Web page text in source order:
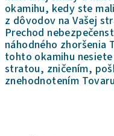
okamihu, kedy ste
z dôvodov na Vašej
Prechod
náhodného zhoršenia
tohto okamihu
stratou, zničením,
znehodnotením